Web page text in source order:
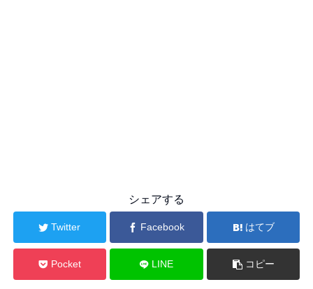
シェアする
Twitter Facebook はてブ
Pocket LINE コピー